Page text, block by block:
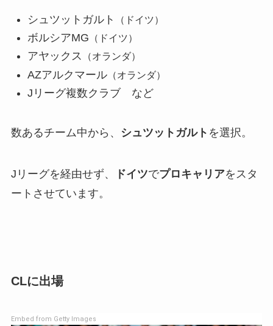
シュツットガルト （ドイツ）
ボルシアMG （ドイツ）
アヤックス （オランダ）
AZアルクマール（オランダ）
Jリーグ複数クラブ など
数あるチーム中から、 シュツットガルト を選択。
Jリーグを経由せず、 ドイツでプロキャリアをスタ
ートさせています。
CLに出場
Embed from Getty Images